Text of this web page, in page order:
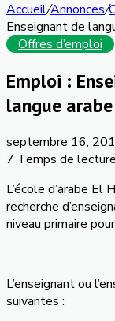
Accueil/Annonces/
Enseignant de
Offres d’emploi
Emploi :
langue arabe
septembre 16,
7 Temps de
L’école d’arabe
recherche
niveau primaire
L’enseignant ou
suivantes :